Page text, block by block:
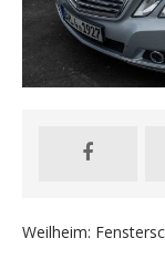
Weilheim: